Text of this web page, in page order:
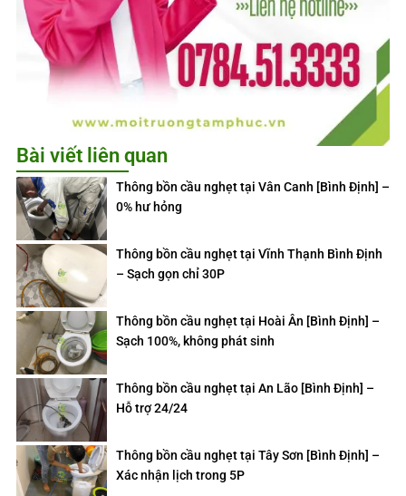
Bài viết liên quan
Thông bồn cầu nghẹt tại Vân Canh [Bình Định] –
0% hư hỏng
Thông bồn cầu nghẹt tại Vĩnh Thạnh Bình Định
– Sạch gọn chỉ 30P
Thông bồn cầu nghẹt tại Hoài Ân [Bình Định] –
Sạch 100%, không phát sinh
Thông bồn cầu nghẹt tại An Lão [Bình Định] –
Hỗ trợ 24/24
Thông bồn cầu nghẹt tại Tây Sơn [Bình Định] –
Xác nhận lịch trong 5P